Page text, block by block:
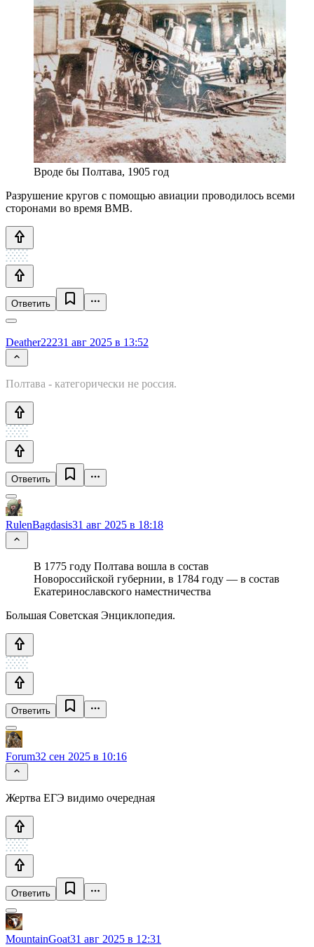
Вроде бы Полтава, 1905 год
Разрушение кругов с помощью авиации проводилось всеми
сторонами во время ВМВ.
Ответить
Deather22231 авг 2025 в 13:52
Полтава - категорически не россия.
Ответить
RulenBagdasis31 авг 2025 в 18:18
В 1775 году Полтава вошла в состав
Новороссийской губернии, в 1784 году — в состав
Екатеринославского наместничества
Большая Советская Энциклопедия.
Ответить
Forum32 сен 2025 в 10:16
Жертва ЕГЭ видимо очередная
Ответить
MountainGoat31 авг 2025 в 12:31